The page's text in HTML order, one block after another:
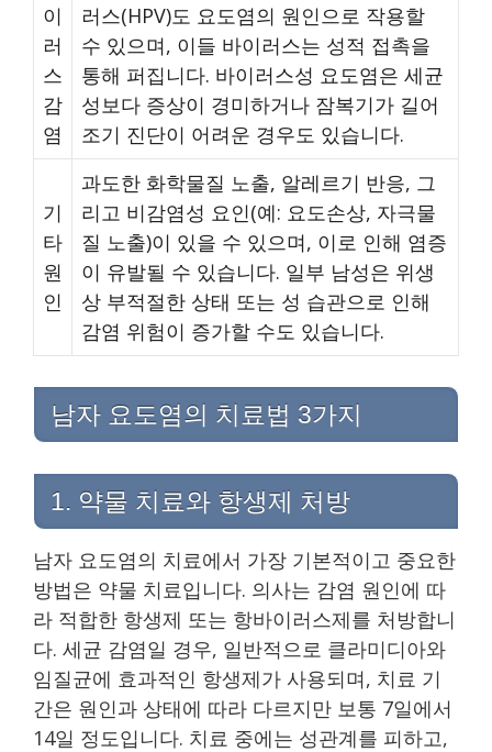
이
러
스
감
염
러스(HPV)도 요도염의 원인으로 작용할
수 있으며, 이들 바이러스는 성적 접촉을
통해 퍼집니다. 바이러스성 요도염은 세균
성보다 증상이 경미하거나 잠복기가 길어
조기 진단이 어려운 경우도 있습니다.
기
타
원
인
과도한 화학물질 노출, 알레르기 반응, 그
리고 비감염성 요인(예: 요도손상, 자극물
질 노출)이 있을 수 있으며, 이로 인해 염증
이 유발될 수 있습니다. 일부 남성은 위생
상 부적절한 상태 또는 성 습관으로 인해
감염 위험이 증가할 수도 있습니다.
남자 요도염의 치료법 3가지
1. 약물 치료와 항생제 처방
남자 요도염의 치료에서 가장 기본적이고 중요한
방법은 약물 치료입니다. 의사는 감염 원인에 따
라 적합한 항생제 또는 항바이러스제를 처방합니
다. 세균 감염일 경우, 일반적으로 클라미디아와
임질균에 효과적인 항생제가 사용되며, 치료 기
간은 원인과 상태에 따라 다르지만 보통 7일에서
14일 정도입니다. 치료 중에는 성관계를 피하고,